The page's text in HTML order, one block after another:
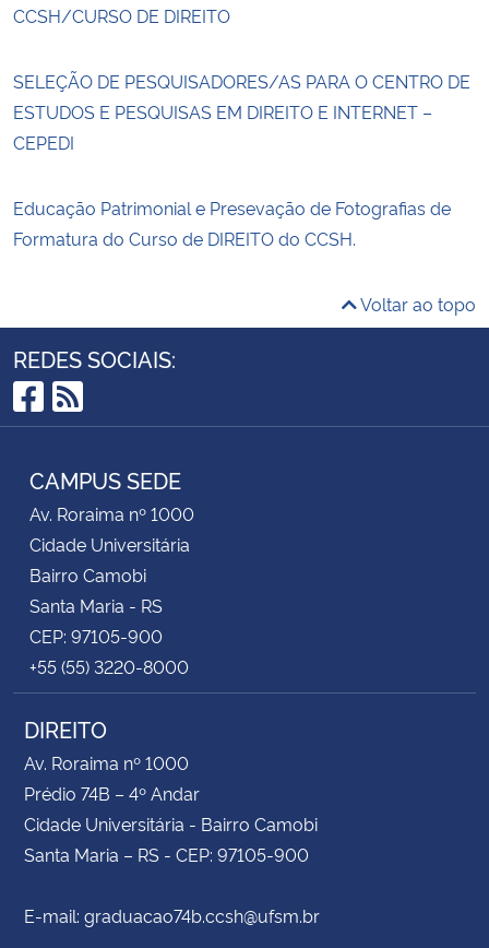
CCSH/CURSO DE DIREITO
SELEÇÃO DE PESQUISADORES/AS PARA O CENTRO DE
ESTUDOS E PESQUISAS EM DIREITO E INTERNET –
CEPEDI
Educação Patrimonial e Presevação de Fotografias de
Formatura do Curso de DIREITO do CCSH.
Voltar ao topo
REDES SOCIAIS:
Facebook
RSS
CAMPUS SEDE
Av. Roraima nº 1000
Cidade Universitária
Bairro Camobi
Santa Maria - RS
CEP: 97105-900
+55 (55) 3220-8000
DIREITO
Av. Roraima nº 1000
Prédio 74B – 4º Andar
Cidade Universitária - Bairro Camobi
Santa Maria – RS - CEP: 97105-900
E-mail: graduacao74b.ccsh@ufsm.br